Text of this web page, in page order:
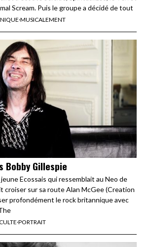
Scream. Puis le groupe a décidé de tout
·MUSICALEMENT
Gillespie
Ecossais qui ressemblait au Neo de
croiser sur sa route Alan McGee (Creation
profondément le rock britannique avec
·PORTRAIT